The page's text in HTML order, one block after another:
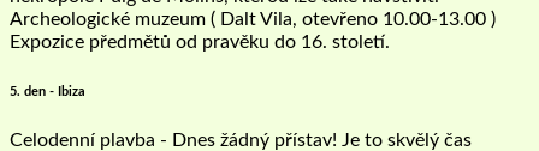
Archeologické muzeum ( Dalt Vila, otevřeno 10.00-13.00 )
Expozice předmětů od pravěku do 16. století.
5. den - Ibiza
Celodenní plavba - Dnes žádný přístav! Je to skvělý čas